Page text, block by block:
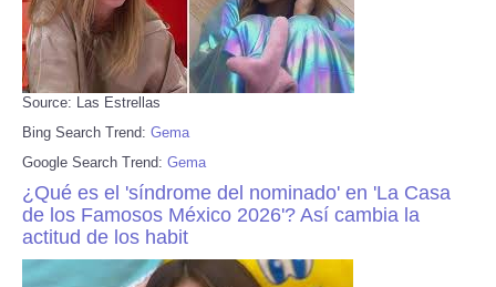
Source: Las Estrellas
Bing Search Trend: Gema
Google Search Trend: Gema
¿Qué es el 'síndrome del nominado' en 'La Casa
de los Famosos México 2026'? Así cambia la
actitud de los habit